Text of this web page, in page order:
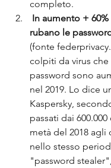
completo.
In aumento + 60%
rubano le
(fonte
colpiti da virus che
password sono
nel 2019. Lo dice
Kaspersky,
passati dai
metà del 2018 agli
nello stesso
"password